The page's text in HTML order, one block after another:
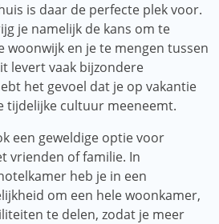
is daar de perfecte plek voor.
je namelijk de kans om te
woonwijk en je te mengen tussen
levert vaak bijzondere
het gevoel dat je op vakantie
tijdelijke cultuur meeneemt.
een geweldige optie voor
vrienden of familie. In
heb je in een
om een ​​hele woonkamer,
te delen, zodat je meer